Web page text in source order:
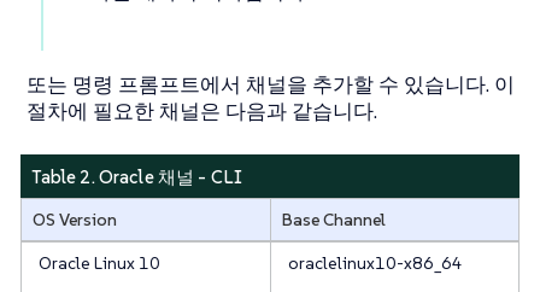
또는 명령 프롬프트에서 채널을 추가할 수 있습니다. 이
절차에 필요한 채널은 다음과 같습니다.
Table 2. Oracle 채널 - CLI
OS Version
Base Channel
Oracle Linux 10
oraclelinux10-x86_64